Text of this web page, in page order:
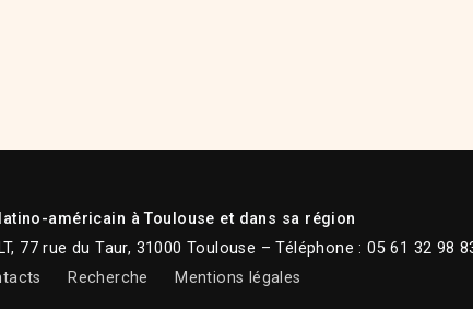
américain à Toulouse et dans sa région
77 rue du Taur, 31000 Toulouse – Téléphone : 05 61 32 98
Recherche Mentions légales